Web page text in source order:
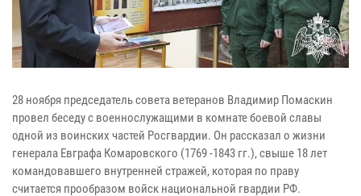
28 ноября председатель совета ветеранов Владимир Помаскин
провел беседу с военнослужащими в комнате боевой славы
одной из воинских частей Росгвардии. Он рассказал о жизни
генерала Евграфа Комаровского (1769 -1843 гг.), свыше 18 лет
командовавшего внутренней стражей, которая по праву
считается прообразом войск национальной гвардии РФ.